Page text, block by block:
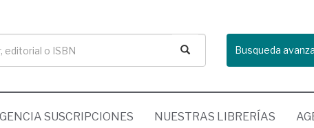
Busqueda
SUSCRIPCIONES NUESTRAS LIBRERÍAS